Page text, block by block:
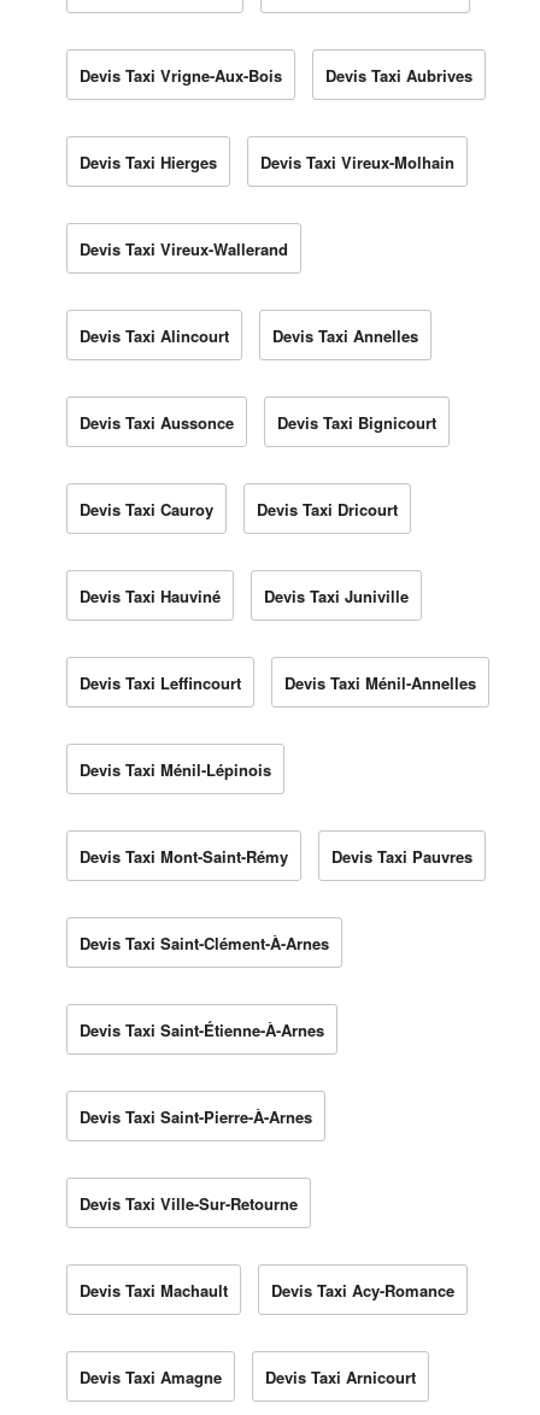
Devis Taxi Vrigne-Aux-Bois Devis Taxi Aubrives
Devis Taxi Hierges Devis Taxi Vireux-Molhain
Devis Taxi Vireux-Wallerand
Devis Taxi Alincourt Devis Taxi Annelles
Devis Taxi Aussonce Devis Taxi Bignicourt
Devis Taxi Cauroy Devis Taxi Dricourt
Devis Taxi Hauviné Devis Taxi Juniville
Devis Taxi Leffincourt Devis Taxi Ménil-Annelles
Devis Taxi Ménil-Lépinois
Devis Taxi Mont-Saint-Rémy Devis Taxi Pauvres
Devis Taxi Saint-Clément-À-Arnes
Devis Taxi Saint-Étienne-À-Arnes
Devis Taxi Saint-Pierre-À-Arnes
Devis Taxi Ville-Sur-Retourne
Devis Taxi Machault Devis Taxi Acy-Romance
Devis Taxi Amagne Devis Taxi Arnicourt